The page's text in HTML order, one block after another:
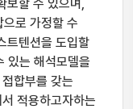
보할 수 있으며,
로 가정할 수
트텐션을 도입할
있는 해석모델을
합부를 갖는
적용하고자하는